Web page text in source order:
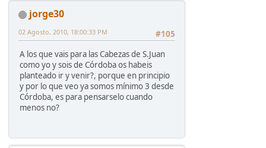
jorge30
#105
02 Agosto, 2010, 18:00:33 PM
A los que vais para las Cabezas de S.Juan
como yo y sois de Córdoba os habeis
planteado ir y venir?, porque en principio
y por lo que veo ya somos mínimo 3 desde
Córdoba, es para pensarselo cuando
menos no?